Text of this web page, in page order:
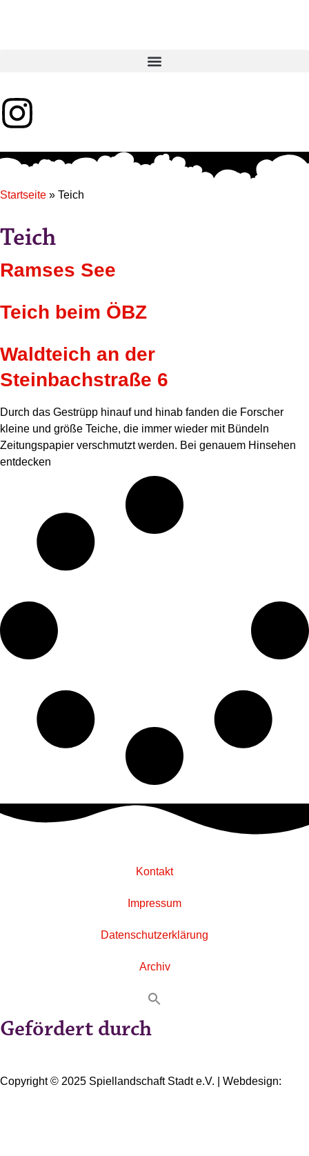
Startseite » Teich
Teich
Ramses See
Teich beim ÖBZ
Waldteich an der
Steinbachstraße 6
Durch das Gestrüpp hinauf und hinab fanden die Forscher
kleine und größe Teiche, die immer wieder mit Bündeln
Zeitungspapier verschmutzt werden. Bei genauem Hinsehen
entdecken
Kontakt
Impressum
Datenschutzerklärung
Archiv
Gefördert durch
Copyright © 2025 Spiellandschaft Stadt e.V. | Webdesign: